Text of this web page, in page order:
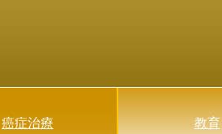
癌症治療 教育